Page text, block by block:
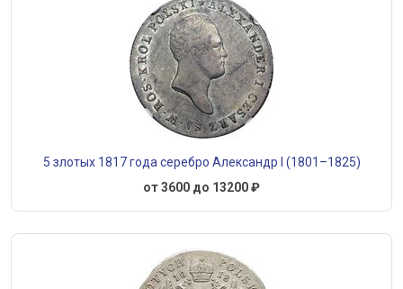
5 злотых 1817 года серебро Александр I (1801–1825)
от 3600 до 13200 ₽